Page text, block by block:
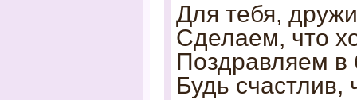
Для тебя,
Сделаем, что
Поздравляем в
Будь счастлив,